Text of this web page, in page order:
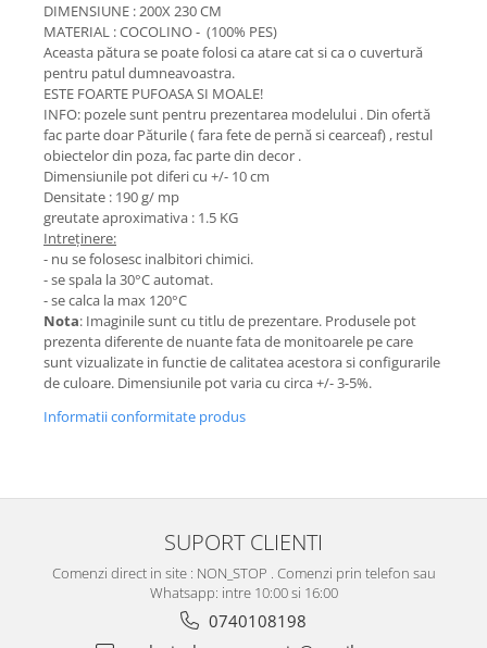
DIMENSIUNE : 200X 230 CM
MATERIAL : COCOLINO - (100% PES)
Aceasta pătura se poate folosi ca atare cat si ca o cuvertură
pentru patul dumneavoastra.
ESTE FOARTE PUFOASA SI MOALE!
INFO: pozele sunt pentru prezentarea modelului . Din ofertă
fac parte doar Păturile ( fara fete de pernă si cearceaf) , restul
obiectelor din poza, fac parte din decor .
Dimensiunile pot diferi cu +/- 10 cm
Densitate : 190 g/ mp
greutate aproximativa : 1.5 KG
Intreținere:
- nu se folosesc inalbitori chimici.
- se spala la 30°C automat.
- se calca la max 120°C
Nota: Imaginile sunt cu titlu de prezentare. Produsele pot
prezenta diferente de nuante fata de monitoarele pe care
sunt vizualizate in functie de calitatea acestora si configurarile
de culoare. Dimensiunile pot varia cu circa +/- 3-5%.
Informatii conformitate produs
SUPORT CLIENTI
Comenzi direct in site : NON_STOP . Comenzi prin telefon sau
Whatsapp: intre 10:00 si 16:00
0740108198